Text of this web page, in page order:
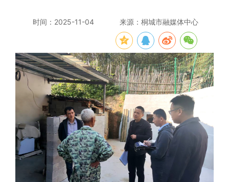
时间：2025-11-04 来源：桐城市融媒体中心